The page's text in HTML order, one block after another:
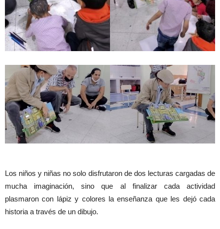
Los niños y niñas no solo disfrutaron de dos lecturas cargadas de
mucha imaginación, sino que al finalizar cada actividad
plasmaron con lápiz y colores la enseñanza que les dejó cada
historia a través de un dibujo.